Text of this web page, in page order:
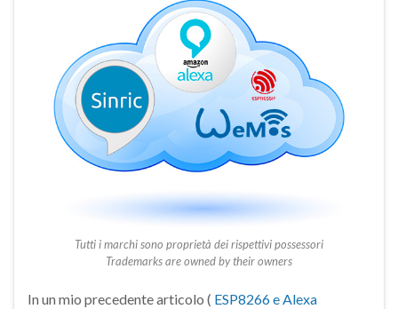
Tutti i marchi sono proprietà dei rispettivi possessori
Trademarks are owned by their owners
In un mio precedente articolo ( ESP8266 e Alexa